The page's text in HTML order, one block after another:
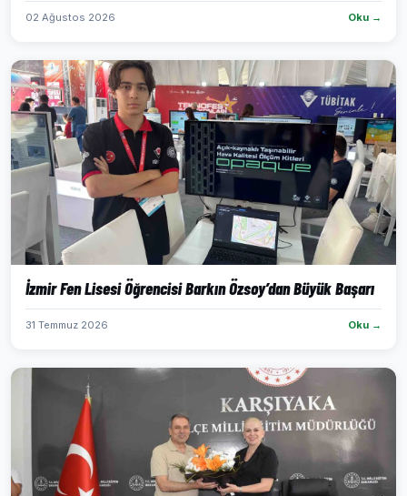
02 Ağustos 2026 Oku →
İzmir Fen Lisesi Öğrencisi Barkın Özsoy’dan Büyük Başarı
31 Temmuz 2026 Oku →